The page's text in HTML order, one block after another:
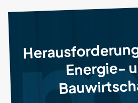
Energie-